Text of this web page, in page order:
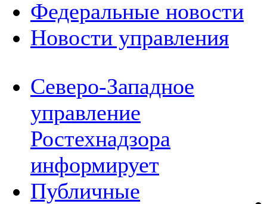
Федеральные новости
Новости управления
Северо-Западное
управление
Ростехнадзора
информирует
Публичные